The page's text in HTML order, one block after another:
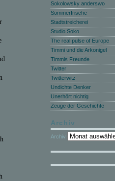
Sokolowsky anderswo
Sommerfrische
Stadtstreicherei
Studio Soko
The real pulse of Europe
Timmi und die Arkonigel
Timmis Freunde
Twitter
Twitterwitz
Undichte Denker
Unerhört nichtig
Zeuge der Geschichte
Archiv
Archiv